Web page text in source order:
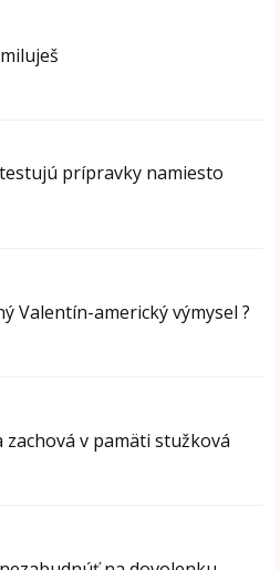
prípravky namiesto
Valentín-americký výmysel ?
zachová v pamäti stužková